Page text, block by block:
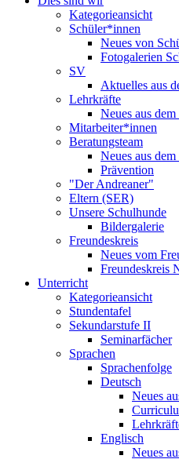
Kategorieansicht
Schüler*innen
Neues von
Fotogalerien
SV
Aktuelles aus
Lehrkräfte
Neues aus
Mitarbeiter*innen
Beratungsteam
Neues aus
Prävention
"Der Andreaner"
Eltern (SER)
Unsere Schulhunde
Bildergalerie
Freundeskreis
Neues vom
Freundeskreis
Unterricht
Kategorieansicht
Stundentafel
Sekundarstufe II
Seminarfächer
Sprachen
Sprachenfolge
Deutsch
Neues
Englisch
Neues